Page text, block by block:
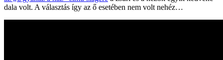
dala volt. A választás így az ő esetében nem volt nehéz…